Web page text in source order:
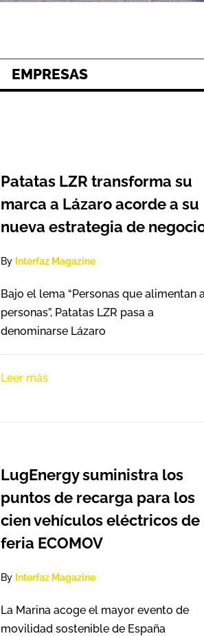
EMPRESAS
Patatas LZR transforma su
marca a Lázaro acorde a su
nueva estrategia de
By Interfaz Magazine
Bajo el lema “Personas que alimentan
personas”, Patatas LZR pasa a
denominarse Lázaro
Leer más
LugEnergy suministra los
puntos de recarga para los
cien vehículos eléctricos de
feria ECOMOV
By Interfaz Magazine
La Marina acoge el mayor evento de
movilidad sostenible de España